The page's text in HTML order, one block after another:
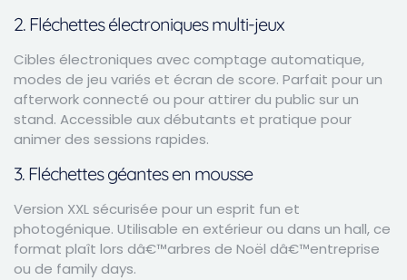
2. Fléchettes électroniques multi-jeux
Cibles électroniques avec comptage automatique,
modes de jeu variés et écran de score. Parfait pour un
afterwork connecté ou pour attirer du public sur un
stand. Accessible aux débutants et pratique pour
animer des sessions rapides.
3. Fléchettes géantes en mousse
Version XXL sécurisée pour un esprit fun et
photogénique. Utilisable en extérieur ou dans un hall, ce
format plaît lors dâ€™arbres de Noël dâ€™entreprise
ou de family days.